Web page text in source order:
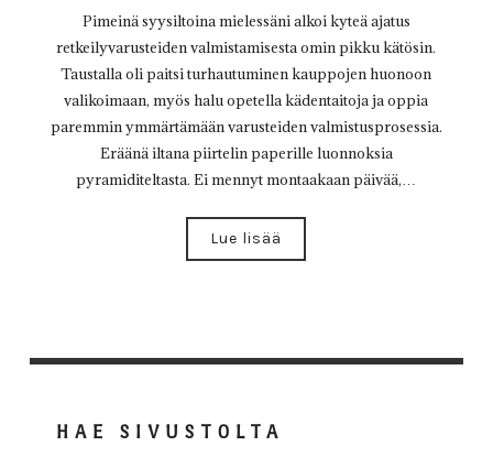
Pimeinä syysiltoina mielessäni alkoi kyteä ajatus
retkeilyvarusteiden valmistamisesta omin pikku kätösin.
Taustalla oli paitsi turhautuminen kauppojen huonoon
valikoimaan, myös halu opetella kädentaitoja ja oppia
paremmin ymmärtämään varusteiden valmistusprosessia.
Eräänä iltana piirtelin paperille luonnoksia
pyramiditeltasta. Ei mennyt montaakaan päivää,…
Lue lisää
HAE SIVUSTOLTA